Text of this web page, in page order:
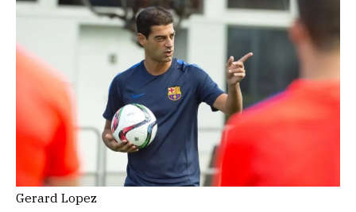
Gerard Lopez